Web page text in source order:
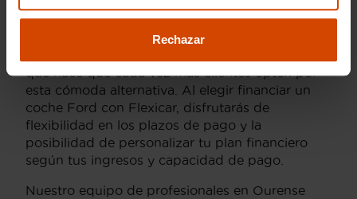
Rechazar
no solo es posible, sino también altamente
recomendable. Ofrecemos múltiples opciones de
que hace que cada vez más clientes opten por
esta cómoda alternativa. Al elegir financiar un
coche Ford con Flexicar, disfrutarás de
flexibilidad en los plazos de pago y la
posibilidad de personalizar tu plan financiero
según tus ingresos y capacidad de pago.
Nuestro equipo de profesionales en Ourense